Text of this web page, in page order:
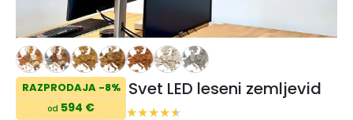
RAZPRODAJA -8%
od 594 €
Svet LED leseni zemljevid